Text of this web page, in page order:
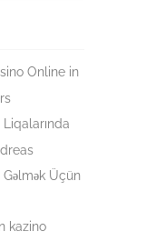
Online in
Üçün
kazino